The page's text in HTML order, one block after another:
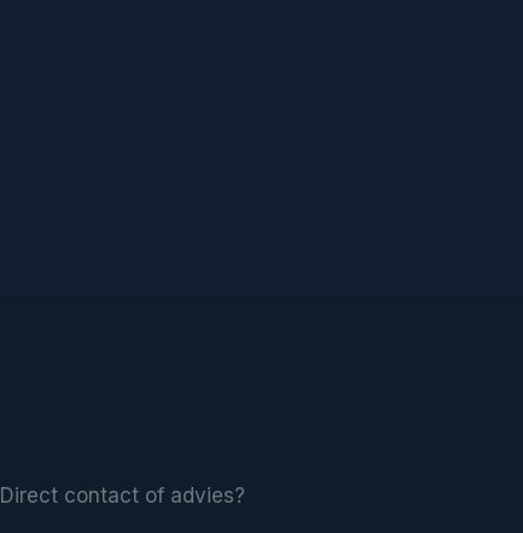
Direct contact of advies?